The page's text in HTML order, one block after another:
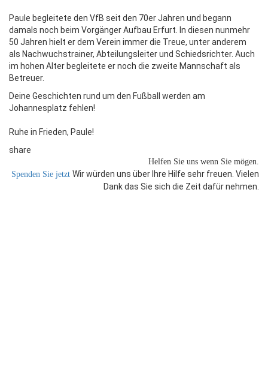
Paule begleitete den VfB seit den 70er Jahren und begann
damals noch beim Vorgänger Aufbau Erfurt. In diesen nunmehr
50 Jahren hielt er dem Verein immer die Treue, unter anderem
als Nachwuchstrainer, Abteilungsleiter und Schiedsrichter. Auch
im hohen Alter begleitete er noch die zweite Mannschaft als
Betreuer.
Deine Geschichten rund um den Fußball werden am
Johannesplatz fehlen!
Ruhe in Frieden, Paule!
share
Helfen Sie uns wenn Sie mögen.
Spenden Sie jetzt Wir würden uns über Ihre Hilfe sehr freuen. Vielen
Dank das Sie sich die Zeit dafür nehmen.